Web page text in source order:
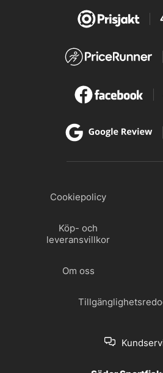
Cookiepolicy
Köp- och
leveransvillkor
Om oss